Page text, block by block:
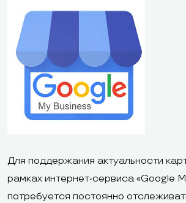
Для поддержания актуальности
рамках интернет-сервиса «Google
потребуется постоянно